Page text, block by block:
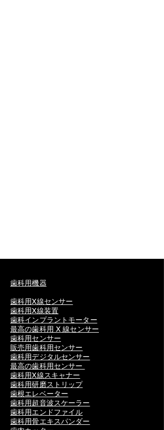
歯科用機器
歯科用X線センサー
歯科用X線装置
歯科インプラントモーター
最高の歯科用 X 線センサー
歯科用センサー
販売用歯科用センサー
歯科用デジタルセンサー
最高の歯科用センサー
歯科用X線スキャナー
歯科用研磨ストリップ
歯根エレベーター
歯科用超音波スケーラー
歯科用エンドファイル
歯科用骨エキスパンダー